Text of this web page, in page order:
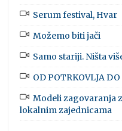
Serum festival, Hvar
Možemo biti jači
Samo stariji. Ništa
OD POTRKOVLJA
Modeli zagovaranja
lokalnim zajednicama